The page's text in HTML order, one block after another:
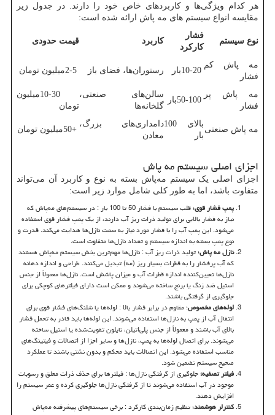
هر کدام ویژگی‌ها و کاربردهای خاص خود را دارند. در جدول زیر
مقایسه انواع سیستم های مه پاش ارائه شده است:
نوع سیستم
فشار
کارکرد
کاربرد قیمت حدودی
مه پاش کم
فشار
10-20بار رستوران‌ها، فضای باز 2-5میلیون تومان
مه پاش پر
فشار
50-100بار
سالن‌های صنعتی،
گلخانه‌ها
10-30میلیون
تومان
مه پاش صنعتی
بالای 100
بار
دامداری‌های بزرگ،
معادن
50+میلیون تومان
اجزای اصلی سیستم مه پاش
اجزای اصلی یک سیستم مه‌پاش بسته به نوع و کاربرد آن می‌تواند
متفاوت باشد، اما به طور کلی شامل موارد زیر است:
پمپ فشار قوی
؛ قلب سیستم با فشار 50 تا 100 بار : در سیستم‌های مه‌پاش که
نیاز به فشار بالایی برای تولید ذرات ریز آب دارند، از یک پمپ فشار قوی استفاده
می‌شود. این پمپ آب را با فشار مورد نیاز به سمت نازل‌ها هدایت می‌کند. قدرت و
نوع پمپ بسته به اندازه سیستم و تعداد نازل‌ها متفاوت است.
نازل مه پاش؛ تولید ذرات ریز آب : نازل‌ها مهم‌ترین بخش سیستم مه‌پاش هستند
که آب پرفشار را به قطرات بسیار ریز (مه) تبدیل می‌کنند. طراحی و اندازه دهانه
نازل‌ها تعیین‌کننده اندازه قطرات آب و میزان پاشش است. نازل‌ها معمولاً از جنس
استیل ضد زنگ یا برنج ساخته می‌شوند و ممکن است دارای فیلترهای کوچکی برای
جلوگیری از گرفتگی باشند.
لوله‌های مخصوص؛ مقاوم در برابر فشار بالا : لوله‌ها یا شلنگ‌های فشار قوی برای
انتقال آب از پمپ به نازل‌ها استفاده می‌شوند. این لوله‌ها باید قادر به تحمل فشار
بالای آب باشند و معمولاً از جنس پلی‌اتیلن، نایلون تقویت‌شده یا استیل ساخته
می‌شوند. برای اتصال لوله‌ها به پمپ، نازل‌ها و سایر اجزا از اتصالات و فیتینگ‌های
مناسب استفاده می‌شود. این اتصالات باید محکم و بدون نشتی باشند تا عملکرد
صحیح سیستم تضمین شود.
فیلتر تصفیه؛جلوگیری از گرفتگی نازل‌ها : فیلترها برای حذف ذرات معلق و رسوبات
موجود در آب استفاده می‌شوند تا از گرفتگی نازل‌ها جلوگیری کرده و عمر سیستم را
افزایش دهند.
کنترلر هوشمند؛ تنظیم زمان‌بندی کارکرد : برخی سیستم‌های پیشرفته مه‌پاش